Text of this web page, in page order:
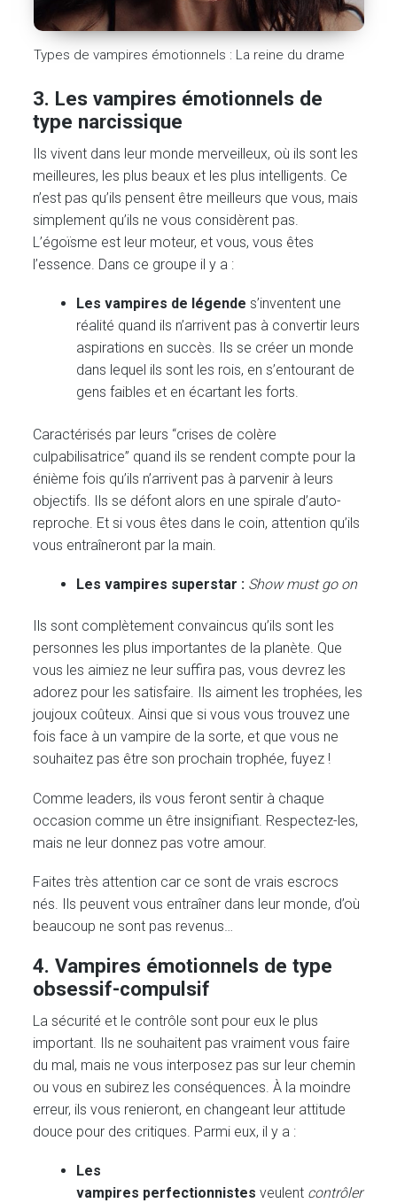
Types de vampires émotionnels : La reine du drame
3. Les vampires émotionnels de
type narcissique
Ils vivent dans leur monde merveilleux, où ils sont les
meilleures, les plus beaux et les plus intelligents. Ce
n’est pas qu’ils pensent être meilleurs que vous, mais
simplement qu’ils ne vous considèrent pas.
L’égoïsme est leur moteur, et vous, vous êtes
l’essence. Dans ce groupe il y a :
Les vampires de légende s’inventent une
réalité quand ils n’arrivent pas à convertir leurs
aspirations en succès. Ils se créer un monde
dans lequel ils sont les rois, en s’entourant de
gens faibles et en écartant les forts.
Caractérisés par leurs “crises de colère
culpabilisatrice” quand ils se rendent compte pour la
énième fois qu’ils n’arrivent pas à parvenir à leurs
objectifs. Ils se défont alors en une spirale d’auto-
reproche. Et si vous êtes dans le coin, attention qu’ils
vous entraîneront par la main.
Les vampires superstar : Show must go on
Ils sont complètement convaincus qu’ils sont les
personnes les plus importantes de la planète. Que
vous les aimiez ne leur suffira pas, vous devrez les
adorez pour les satisfaire. Ils aiment les trophées, les
joujoux coûteux. Ainsi que si vous vous trouvez une
fois face à un vampire de la sorte, et que vous ne
souhaitez pas être son prochain trophée, fuyez !
Comme leaders, ils vous feront sentir à chaque
occasion comme un être insignifiant. Respectez-les,
mais ne leur donnez pas votre amour.
Faites très attention car ce sont de vrais escrocs
nés. Ils peuvent vous entraîner dans leur monde, d’où
beaucoup ne sont pas revenus…
4. Vampires émotionnels de type
obsessif-compulsif
La sécurité et le contrôle sont pour eux le plus
important. Ils ne souhaitent pas vraiment vous faire
du mal, mais ne vous interposez pas sur leur chemin
ou vous en subirez les conséquences. À la moindre
erreur, ils vous renieront, en changeant leur attitude
douce pour des critiques. Parmi eux, il y a :
Les
vampires perfectionnistesveulent contrôler